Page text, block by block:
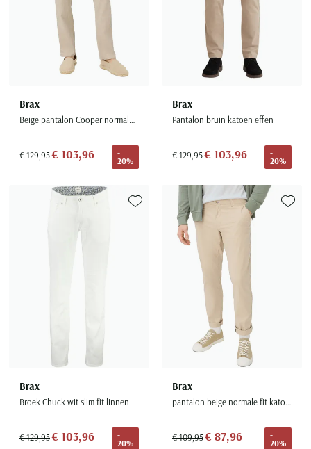
Brax
Beige pantalon Cooper normale fit
€ 129,95€ 103,96
-
20%
Brax
Pantalon bruin katoen effen
€ 129,95€ 103,96
-
20%
Brax
Broek Chuck wit slim fit linnen
€ 129,95€ 103,96
-
20%
Toevoegen aan favorieten
Brax
pantalon beige normale fit katoen
€ 109,95€ 87,96
-
20%